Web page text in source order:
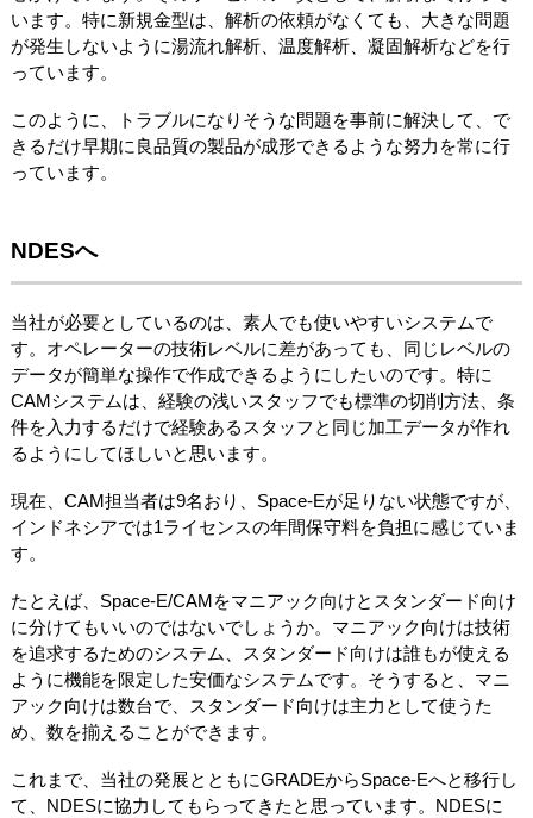
います。特に新規金型は、解析の依頼がなくても、大きな問題
が発生しないように湯流れ解析、温度解析、凝固解析などを行
っています。
このように、トラブルになりそうな問題を事前に解決して、で
きるだけ早期に良品質の製品が成形できるような努力を常に行
っています。
NDESへ
当社が必要としているのは、素人でも使いやすいシステムで
す。オペレーターの技術レベルに差があっても、同じレベルの
データが簡単な操作で作成できるようにしたいのです。特に
CAMシステムは、経験の浅いスタッフでも標準の切削方法、条
件を入力するだけで経験あるスタッフと同じ加工データが作れ
るようにしてほしいと思います。
現在、CAM担当者は9名おり、Space-Eが足りない状態ですが、
インドネシアでは1ライセンスの年間保守料を負担に感じていま
す。
たとえば、Space-E/CAMをマニアック向けとスタンダード向け
に分けてもいいのではないでしょうか。マニアック向けは技術
を追求するためのシステム、スタンダード向けは誰もが使える
ように機能を限定した安価なシステムです。そうすると、マニ
アック向けは数台で、スタンダード向けは主力として使うた
め、数を揃えることができます。
これまで、当社の発展とともにGRADEからSpace-Eへと移行し
て、NDESに協力してもらってきたと思っています。NDESに